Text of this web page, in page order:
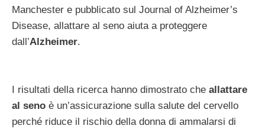
Manchester e pubblicato sul Journal of Alzheimer’s
Disease, allattare al seno aiuta a proteggere
dall’Alzheimer.
I risultati della ricerca hanno dimostrato che allattare
al seno è un’assicurazione sulla salute del cervello
perché riduce il rischio della donna di ammalarsi di